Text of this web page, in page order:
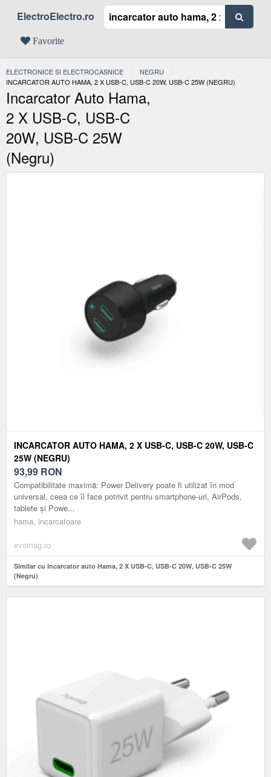
ElectroElectro.ro
Favorite
ELECTRONICE SI ELECTROCASNICE
NEGRU
ACTUAL:
INCARCATOR AUTO HAMA, 2 X USB-C, USB-C 20W, USB-C 25W (NEGRU)
Incarcator Auto Hama,
2 X USB-C, USB-C
20W, USB-C 25W
(Negru)
INCARCATOR AUTO HAMA, 2 X USB-C, USB-C 20W, USB-C
25W (NEGRU)
93,99 RON
Compatibilitate maximă: Power Delivery poate fi utilizat în mod
universal, ceea ce îl face potrivit pentru smartphone-uri, AirPods,
tablete și Powe...
hama, incarcatoare
evomag.ro
Similar cu Incarcator auto Hama, 2 X USB-C, USB-C 20W, USB-C 25W
(Negru)